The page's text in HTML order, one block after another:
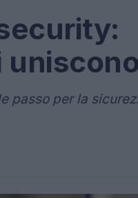
uniscono
passo per la